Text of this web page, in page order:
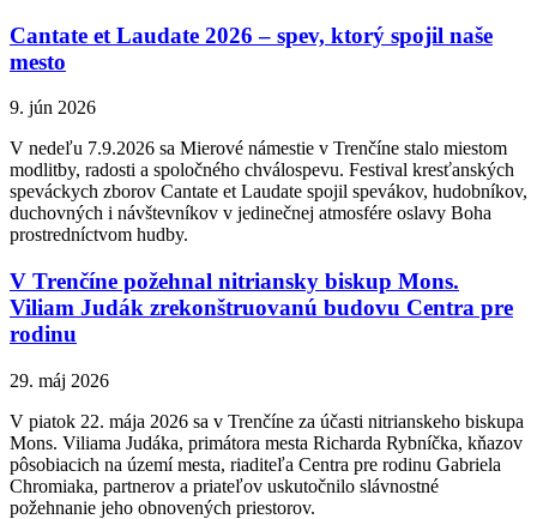
Cantate et Laudate 2026 – spev, ktorý spojil naše
mesto
9. jún 2026
V nedeľu 7.9.2026 sa Mierové námestie v Trenčíne stalo miestom
modlitby, radosti a spoločného chválospevu. Festival kresťanských
speváckych zborov Cantate et Laudate spojil spevákov, hudobníkov,
duchovných i návštevníkov v jedinečnej atmosfére oslavy Boha
prostredníctvom hudby.
V Trenčíne požehnal nitriansky biskup Mons.
Viliam Judák zrekonštruovanú budovu Centra pre
rodinu
29. máj 2026
V piatok 22. mája 2026 sa v Trenčíne za účasti nitrianskeho biskupa
Mons. Viliama Judáka, primátora mesta Richarda Rybníčka, kňazov
pôsobiacich na území mesta, riaditeľa Centra pre rodinu Gabriela
Chromiaka, partnerov a priateľov uskutočnilo slávnostné
požehnanie jeho obnovených priestorov.